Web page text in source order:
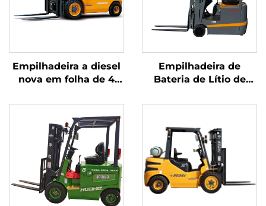
Empilhadeira a diesel
nova em folha de 4
japonês ISUZU de alta
qualidade
Empilhadeira de
Bateria de Lítio de
Equilíbrio, com
Tonelada, Fabricada na
China, com Preço
Justo